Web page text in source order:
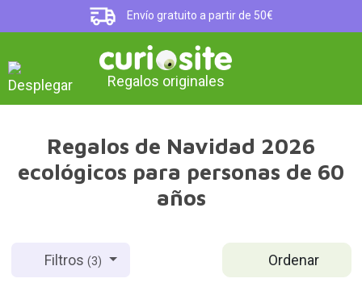
Envío gratuito a partir de 50€
Regalos originales
Regalos de Navidad 2026
ecológicos para personas de 60
años
Ordenar
Filtros(3)